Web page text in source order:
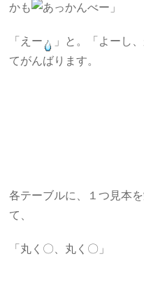
かも
」
「えー 」と。「よーし
てがんばります。
各テーブルに、１つ見本
て、
「丸く〇、丸く〇」